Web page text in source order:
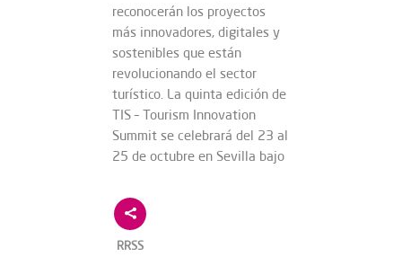
reconocerán los proyectos
más innovadores, digitales y
sostenibles que están
revolucionando el sector
turístico. La quinta edición de
TIS – Tourism Innovation
Summit se celebrará del 23 al
25 de octubre en Sevilla bajo
RRSS